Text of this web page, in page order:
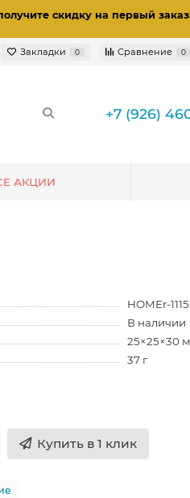
скидку на первый заказ
Закладки 0 Сравнение 0
+7 (926)
АКЦИИ
HOMEr-
В наличии
25×25×30
37 г
Купить в 1 клик